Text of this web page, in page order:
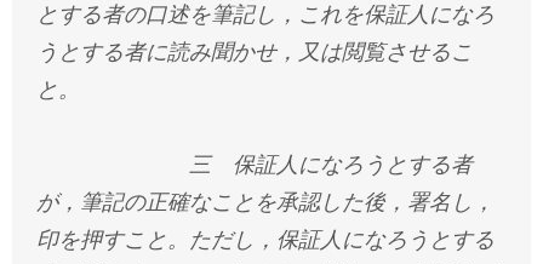
とする者の口述を筆記し，これを保証人になろ
うとする者に読み聞かせ，又は閲覧させるこ
と。
三 保証人になろうとする者
が，筆記の正確なことを承認した後，署名し，
印を押すこと。ただし，保証人になろうとする